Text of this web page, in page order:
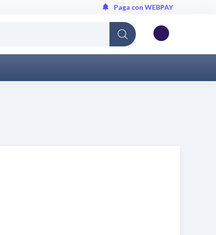
Paga con WEBPAY
Cargando...